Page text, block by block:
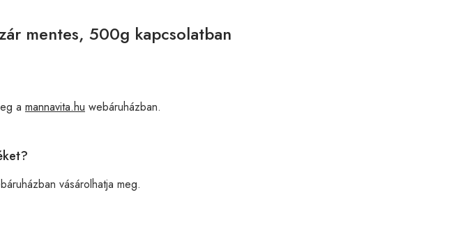
mentes, 500g kapcsolatban
a mannavita.hu webáruházban.
vásárolhatja meg.